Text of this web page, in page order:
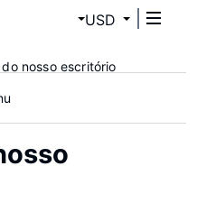
USD
nosso escritório